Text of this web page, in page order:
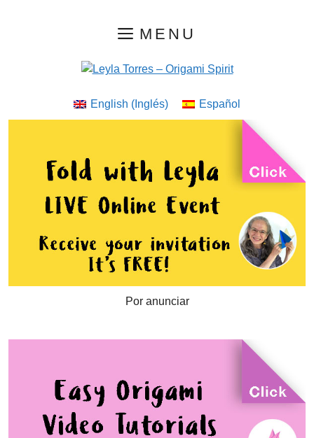
MENU
English ( Inglés) Español
Por anunciar